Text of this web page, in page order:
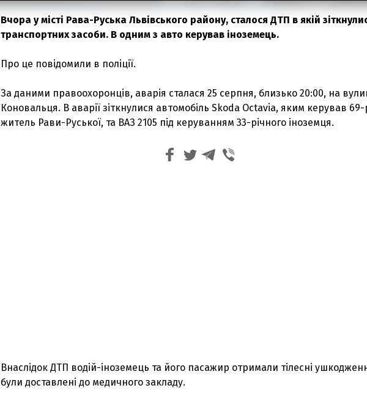
Вчора у місті Рава-Руська Львівського району, сталося ДТП в якій
транспортних засоби. В одним з авто керував іноземець.
Про це повідомили в поліції.
За даними правоохоронців, аварія сталася 25 серпня, близько 20:00, на
Коновальця. В аварії зіткнулися автомобіль Skoda Octavia, яким керував 69-
житель Рави-Руської, та ВАЗ 2105 під керуванням 33-річного іноземця.
Внаслідок ДТП водій-іноземець та його пасажир отримали тілесні
були доставлені до медичного закладу.